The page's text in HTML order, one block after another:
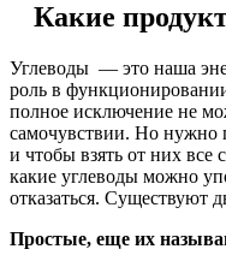
Какие
Углеводы — это наша
роль в
полное исключение не
самочувствии. Но нужно
и чтобы взять от них все
какие углеводы можно
отказаться. Существуют
Простые, еще их